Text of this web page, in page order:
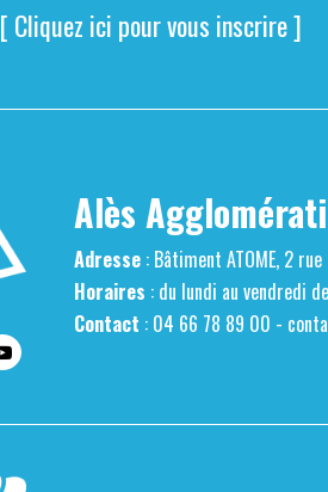
[ Cliquez ici pour vous inscrire ]
Alès
Adresse: Bâtiment ATOME, 2
Horaires : du lundi au vendredi
Contact : 04 66 78 89 00 -